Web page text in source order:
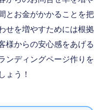
とお金がかかることを把
せを増やすためには根拠
様からの安心感をあげる
ンディングページ作りを
ょう！